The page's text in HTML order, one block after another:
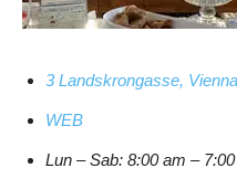
3 Landskrongasse,
WEB
Lun – Sab: 8:00 am –